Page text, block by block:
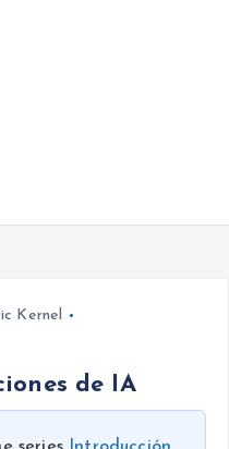
Kernel
de IA